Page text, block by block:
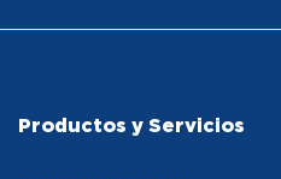
Productos y Servicios